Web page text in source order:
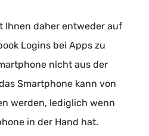
Ihnen daher entweder auf
Logins bei Apps zu
nicht aus der
Smartphone kann von
werden, lediglich wenn
in der Hand hat.